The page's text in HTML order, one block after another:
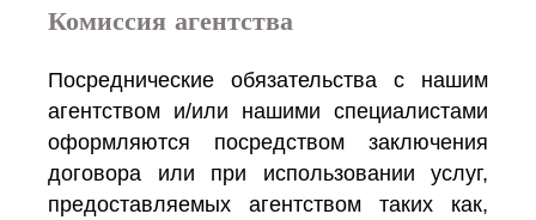
Комиссия агентства
Посреднические обязательства с нашим
агентством и/или нашими специалистами
оформляются посредством заключения
договора или при использовании услуг,
предоставляемых агентством таких как,